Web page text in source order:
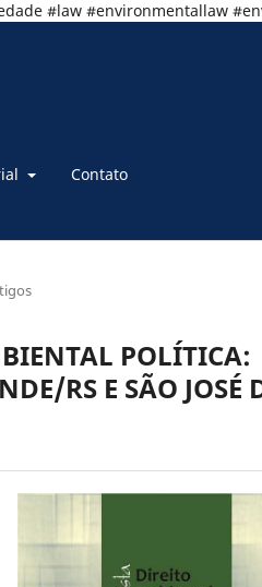
#law #environmentallaw
Contato
POLÍTICA:
RS E SÃO JOSÉ